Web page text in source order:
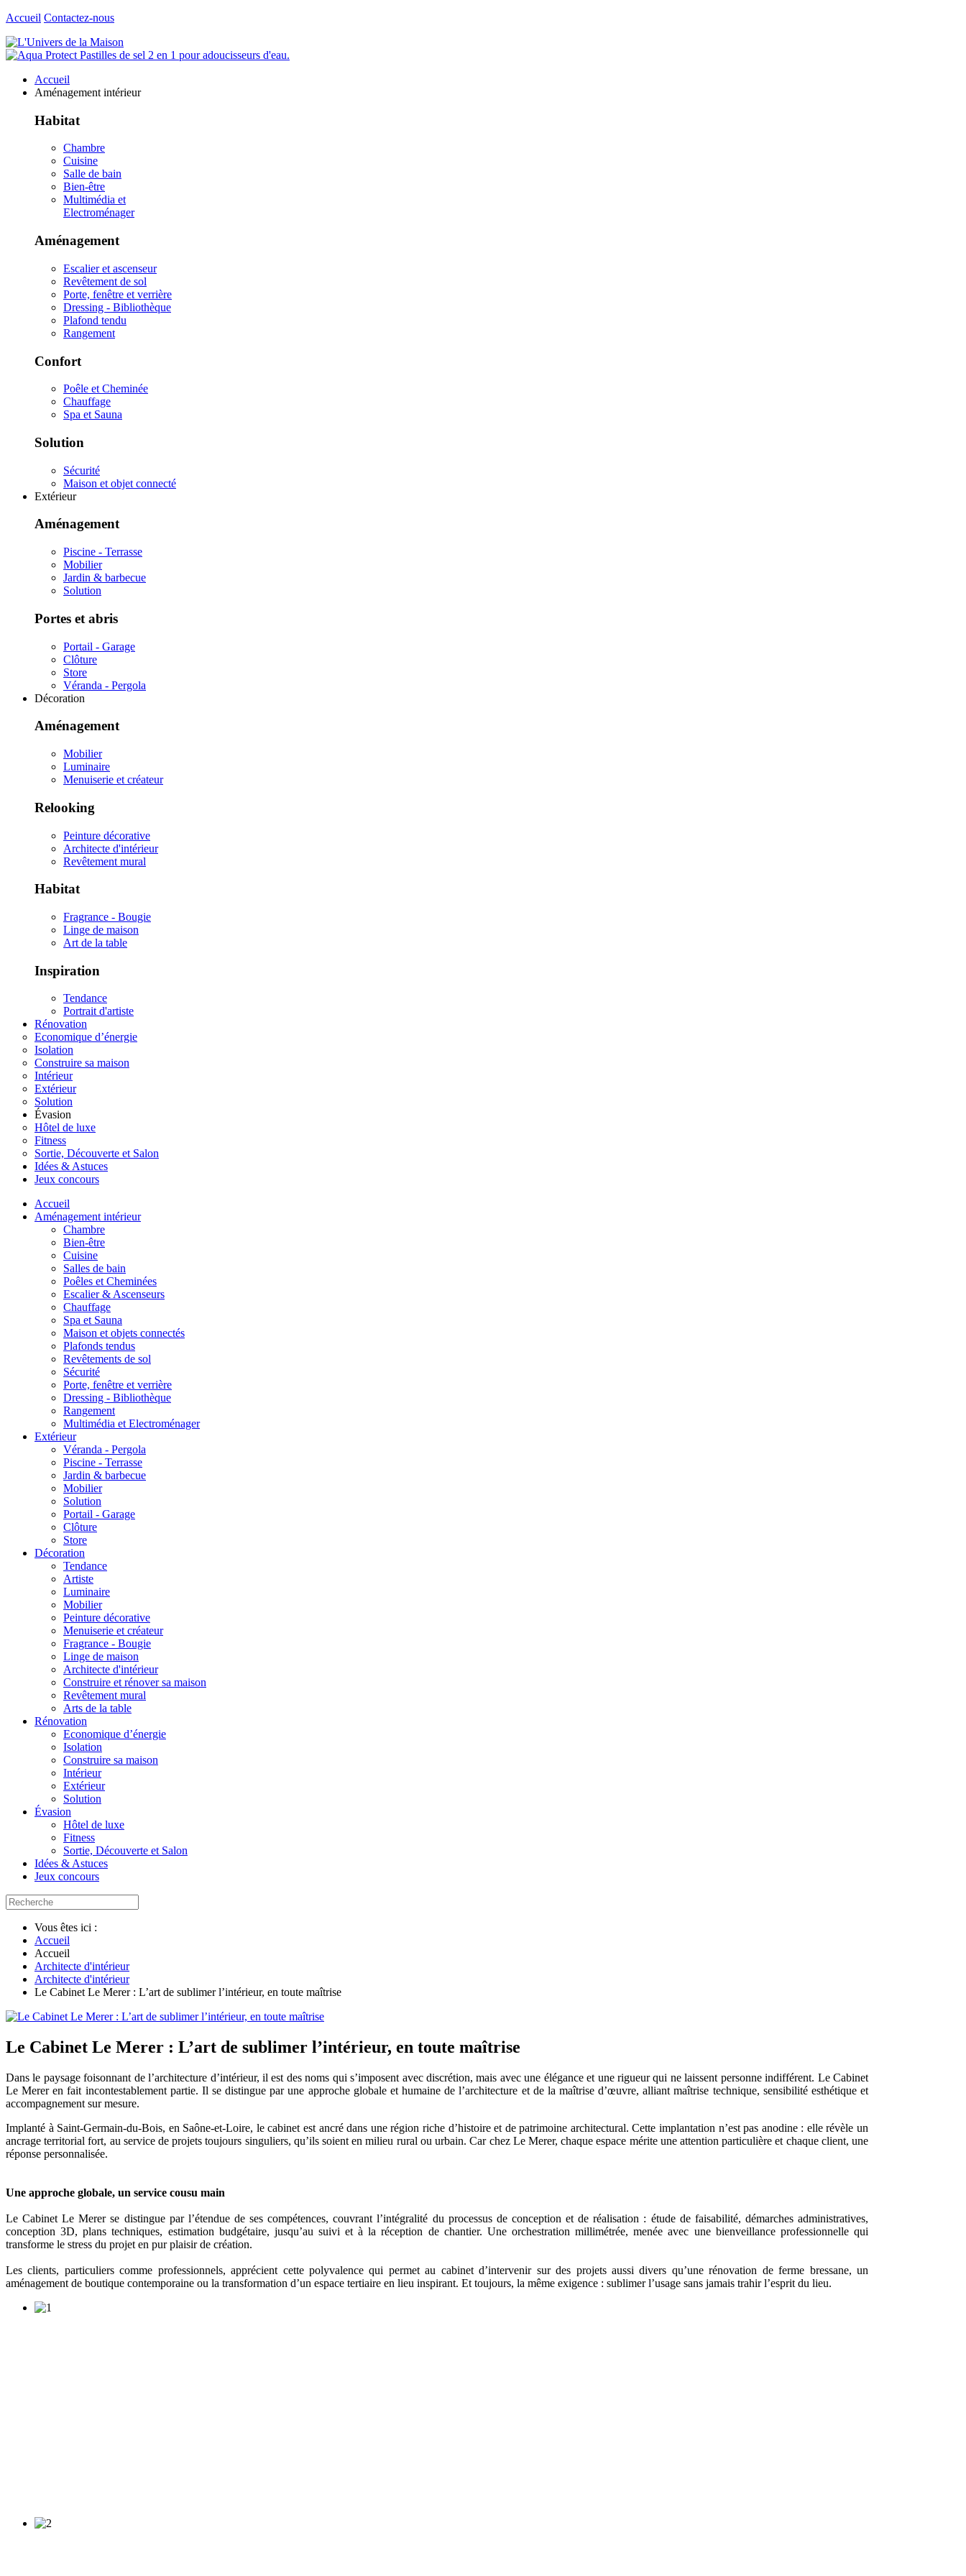
Accueil Contactez-nous
Accueil
Aménagement intérieur
Habitat
Chambre
Cuisine
Salle de bain
Bien-être
Multimédia et
Electroménager
Aménagement
Escalier et ascenseur
Revêtement de sol
Porte, fenêtre et verrière
Dressing - Bibliothèque
Plafond tendu
Rangement
Confort
Poêle et Cheminée
Chauffage
Spa et Sauna
Solution
Sécurité
Maison et objet connecté
Extérieur
Aménagement
Piscine - Terrasse
Mobilier
Jardin & barbecue
Solution
Portes et abris
Portail - Garage
Clôture
Store
Véranda - Pergola
Décoration
Aménagement
Mobilier
Luminaire
Menuiserie et créateur
Relooking
Peinture décorative
Architecte d'intérieur
Revêtement mural
Habitat
Fragrance - Bougie
Linge de maison
Art de la table
Inspiration
Tendance
Portrait d'artiste
Rénovation
Economique d’énergie
Isolation
Construire sa maison
Intérieur
Extérieur
Solution
Évasion
Hôtel de luxe
Fitness
Sortie, Découverte et Salon
Idées & Astuces
Jeux concours
Accueil
Aménagement intérieur
Chambre
Bien-être
Cuisine
Salles de bain
Poêles et Cheminées
Escalier & Ascenseurs
Chauffage
Spa et Sauna
Maison et objets connectés
Plafonds tendus
Revêtements de sol
Sécurité
Porte, fenêtre et verrière
Dressing - Bibliothèque
Rangement
Multimédia et Electroménager
Extérieur
Véranda - Pergola
Piscine - Terrasse
Jardin & barbecue
Mobilier
Solution
Portail - Garage
Clôture
Store
Décoration
Tendance
Artiste
Luminaire
Mobilier
Peinture décorative
Menuiserie et créateur
Fragrance - Bougie
Linge de maison
Architecte d'intérieur
Construire et rénover sa maison
Revêtement mural
Arts de la table
Rénovation
Economique d’énergie
Isolation
Construire sa maison
Intérieur
Extérieur
Solution
Évasion
Hôtel de luxe
Fitness
Sortie, Découverte et Salon
Idées & Astuces
Jeux concours
Vous êtes ici :
Accueil
Accueil
Architecte d'intérieur
Architecte d'intérieur
Le Cabinet Le Merer : L’art de sublimer l’intérieur, en toute maîtrise
Le Cabinet Le Merer : L’art de sublimer l’intérieur, en toute maîtrise
Dans le paysage foisonnant de l’architecture d’intérieur, il est des noms qui s’imposent avec discrétion, mais avec une élégance et une rigueur qui ne laissent personne indifférent. Le Cabinet
Le Merer en fait incontestablement partie. Il se distingue par une approche globale et humaine de l’architecture et de la maîtrise d’œuvre, alliant maîtrise technique, sensibilité esthétique et
accompagnement sur mesure.
Implanté à Saint-Germain-du-Bois, en Saône-et-Loire, le cabinet est ancré dans une région riche d’histoire et de patrimoine architectural. Cette implantation n’est pas anodine : elle révèle un
ancrage territorial fort, au service de projets toujours singuliers, qu’ils soient en milieu rural ou urbain. Car chez Le Merer, chaque espace mérite une attention particulière et chaque client, une
réponse personnalisée.
Une approche globale, un service cousu main
Le Cabinet Le Merer se distingue par l’étendue de ses compétences, couvrant l’intégralité du processus de conception et de réalisation : étude de faisabilité, démarches administratives,
conception 3D, plans techniques, estimation budgétaire, jusqu’au suivi et à la réception de chantier. Une orchestration millimétrée, menée avec une bienveillance professionnelle qui
transforme le stress du projet en pur plaisir de création.
Les clients, particuliers comme professionnels, apprécient cette polyvalence qui permet au cabinet d’intervenir sur des projets aussi divers qu’une rénovation de ferme bressane, un
aménagement de boutique contemporaine ou la transformation d’un espace tertiaire en lieu inspirant. Et toujours, la même exigence : sublimer l’usage sans jamais trahir l’esprit du lieu.